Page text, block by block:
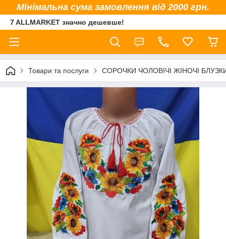
Мінімальна сума замовлення від 2000 грн.
7 ALLMARKET значно дешевше!
Товари та послуги СОРОЧКИ ЧОЛОВІЧІ ЖІНОЧІ